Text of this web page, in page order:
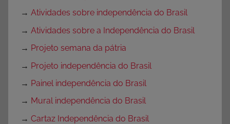
→ Atividades sobre independência do Brasil
→ Atividades sobre a Independência do Brasil
→ Projeto semana da pátria
→ Projeto independência do Brasil
→ Painel independência do Brasil
→ Mural independência do Brasil
→ Cartaz Independência do Brasil